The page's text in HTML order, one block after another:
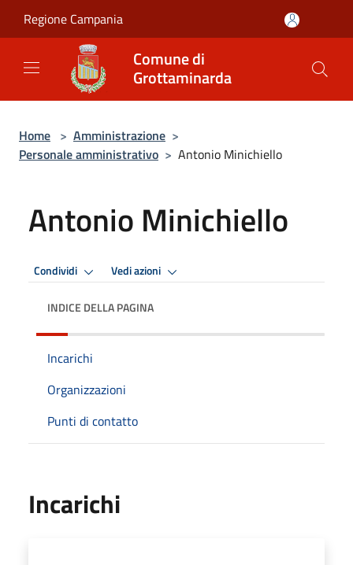
Regione Campania
Comune di
Grottaminarda
Home > Amministrazione >
Personale amministrativo > Antonio Minichiello
Antonio Minichiello
Condividi Vedi azioni
INDICE DELLA PAGINA
Incarichi
Organizzazioni
Punti di contatto
Incarichi